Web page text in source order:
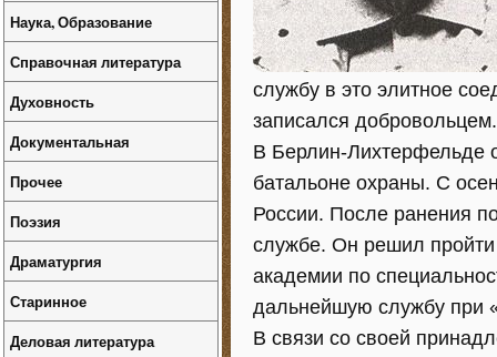
службу в это элитное
записался добровольцем.
В Берлин-Лихтерфельде
батальоне охраны. С
России. После ранения
службе. Он решил пройти
академии по
дальнейшую службу при
В связи со своей
Наука, Образование
Справочная литература
Духовность
Документальная
Прочее
Поэзия
Драматургия
Старинное
Деловая литература